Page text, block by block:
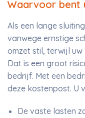
Waarvoor bent
Als een lange
vanwege ernstige
omzet stil, terwijl
Dat is een groot
bedrijf. Met een
deze kostenpost. U
De vaste lasten